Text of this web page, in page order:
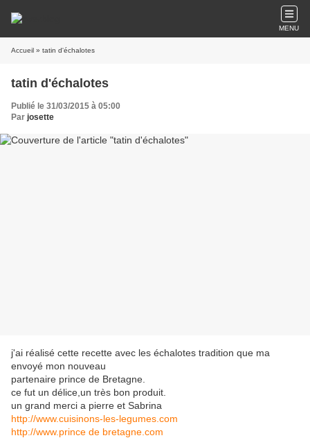
MENU
Accueil » tatin d'échalotes
tatin d'échalotes
Publié le 31/03/2015 à 05:00
Par josette
j'ai réalisé cette recette avec les échalotes tradition que ma
envoyé mon nouveau
partenaire prince de Bretagne.
ce fut un délice,un très bon produit.
un grand merci a pierre et Sabrina
http://www.cuisinons-les-legumes.com
http://www.prince de bretagne.com